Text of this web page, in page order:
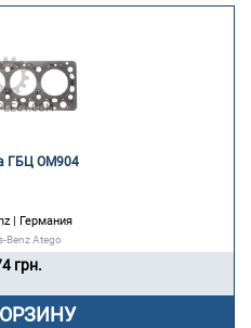
ГБЦ ОМ904
| Германия
Benz Atego
грн.